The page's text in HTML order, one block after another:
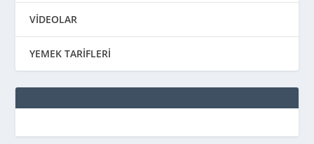
VİDEOLAR
YEMEK TARİFLERİ